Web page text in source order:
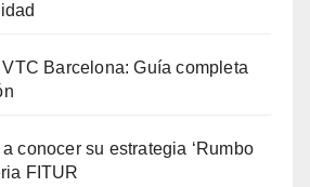
Barcelona: Guía completa
conocer su estrategia ‘Rumbo
FITUR